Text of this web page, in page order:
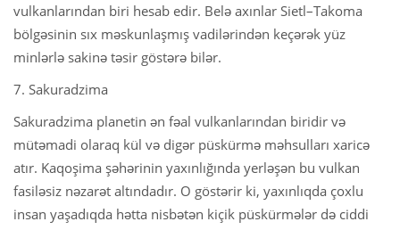
vulkanlarından biri hesab edir. Belə axınlar Sietl–Takoma
bölgəsinin sıx məskunlaşmış vadilərindən keçərək yüz
minlərlə sakinə təsir göstərə bilər.
7. Sakuradzima
Sakuradzima planetin ən fəal vulkanlarından biridir və
mütəmadi olaraq kül və digər püskürmə məhsulları xaricə
atır. Kaqoşima şəhərinin yaxınlığında yerləşən bu vulkan
fasiləsiz nəzarət altındadır. O göstərir ki, yaxınlıqda çoxlu
insan yaşadıqda hətta nisbətən kiçik püskürmələr də ciddi